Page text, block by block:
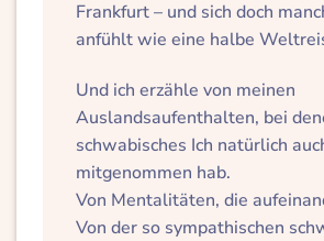
Frankfurt – und sich doch
anfühlt wie eine halbe
Und ich erzähle von meinen
Auslandsaufenthalten, bei
schwabisches Ich natürlich
mitgenommen hab.
Von Mentalitäten, die
Von der so sympathischen